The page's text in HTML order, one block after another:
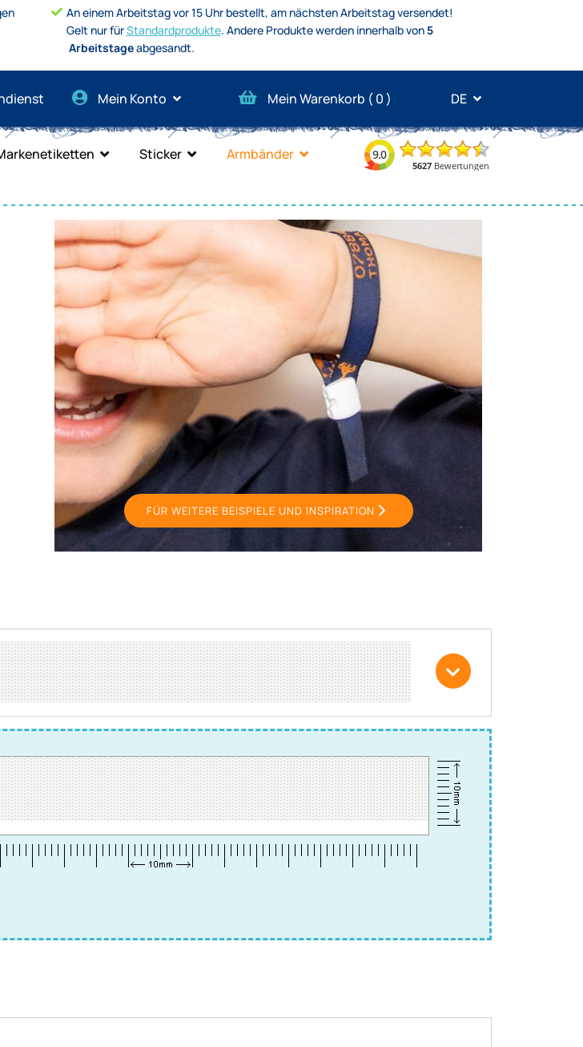
An einem Arbeitstag vor 15 Uhr bestellt, am nächsten Arbeitstag versendet!
Gelt nur fürStandardprodukte. Andere Produkte werden innerhalb von 5
Arbeitstageabgesandt.
Mein Konto Mein Warenkorb ( 0) DE
Sticker
Armbänder
FÜR WEITERE BEISPIELE UND INSPIRATION